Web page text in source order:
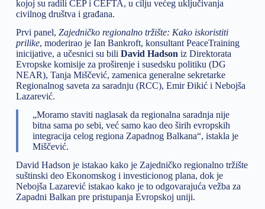
kojoj su radili CEP i CEFTA, u cilju većeg uključivanja
civilnog društva i građana.
Prvi panel, Zajedničko regionalno tržište: Kako iskoristiti
prilike, moderirao je Ian Bankroft, konsultant PeaceTraining
inicijative, a učesnici su bili David Hadson iz Direktorata
Evropske komisije za proširenje i susedsku politiku (DG
NEAR), Tanja Miščević, zamenica generalne sekretarke
Regionalnog saveta za saradnju (RCC), Emir Đikić i Nebojša
Lazarević.
„Moramo staviti naglasak da regionalna saradnja nije
bitna sama po sebi, već samo kao deo širih evropskih
integracija celog regiona Zapadnog Balkana“, istakla je
Miščević.
David Hadson je istakao kako je Zajedničko regionalno tržište
suštinski deo Ekonomskog i investicionog plana, dok je
Nebojša Lazarević istakao kako je to odgovarajuća vežba za
Zapadni Balkan pre pristupanja Evropskoj uniji.